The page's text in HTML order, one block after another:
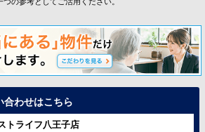
合わせはこちら
トライフ八王子店